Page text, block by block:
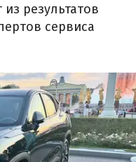
из результатов
сервиса